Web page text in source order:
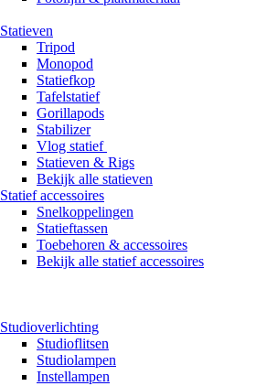
Statieven
Tripod
Monopod
Statiefkop
Tafelstatief
Gorillapods
Stabilizer
Vlog statief
Statieven & Rigs
Bekijk alle statieven
Statief accessoires
Snelkoppelingen
Statieftassen
Toebehoren & accessoires
Bekijk alle statief accessoires
Studioverlichting
Studioflitsen
Studiolampen
Instellampen